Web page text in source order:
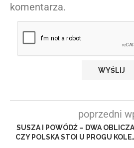
komentarza.
poprzedni
SUSZA I POWÓDŹ – DWA
CZY POLSKA STOI U PROGU